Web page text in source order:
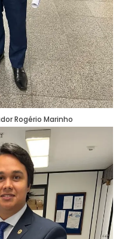
Rogério Marinho